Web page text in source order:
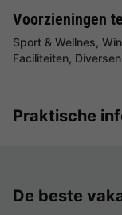
Voorzieningen
Sport & Wellnes,
Faciliteiten, Diversen
Praktische
De beste